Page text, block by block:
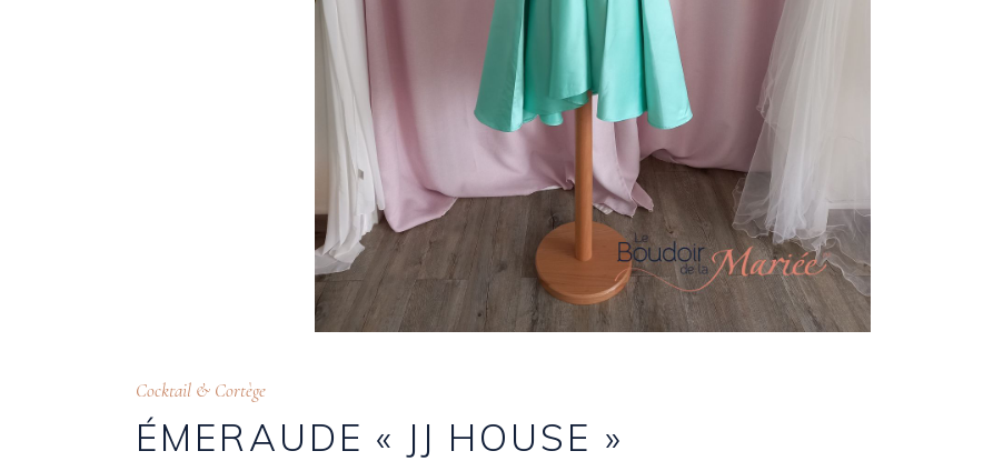
Cocktail & Cortège
ÉMERAUDE « JJ HOUSE »